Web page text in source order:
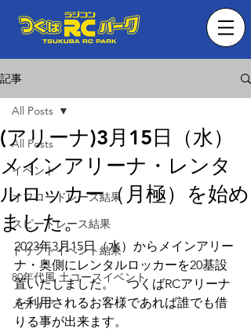
記事
All Posts
イベント
オフロードレース結果
スピードレース結果
ドリフトイベント結果
80年代風 土コースイベント
メディア
All Posts
(アリーナ)3月15日（水）
メインアリーナ・レンタ
ルロッカー（月極）を始め
ました。
2023年3月15日（水）からメインアリー
ナ・奥側にレンタルロッカーを20基設
置いたしました。　つくばRCアリーナ
を利用されるお客様であれば誰でも借
りる事が出来ます。